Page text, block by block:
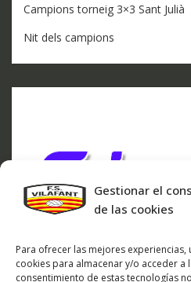
Gestionar el
de las cookies
Para ofrecer las mejores
cookies para almacenar y/o acceder
consentimiento de estas tecnologías
Campions torneig 3×3 Sant Julià
Nit dels campions